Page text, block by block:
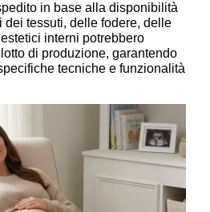
in base alla disponibilità
dei tessuti, delle fodere, delle
interni potrebbero
di produzione, garantendo
tecniche e funzionalità